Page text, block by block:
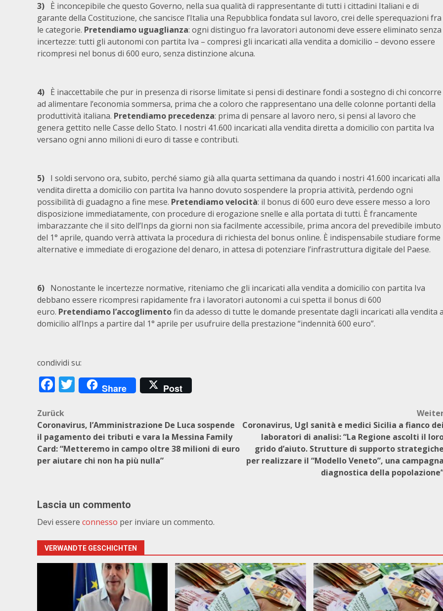
3) È inconcepibile che questo Governo, nella sua qualità di rappresentante di tutti i cittadini Italiani e di
garante della Costituzione, che sancisce l’Italia una Repubblica fondata sul lavoro, crei delle sperequazioni fra
le categorie. Pretendiamo uguaglianza: ogni distinguo fra lavoratori autonomi deve essere eliminato senza
incertezze: tutti gli autonomi con partita Iva – compresi gli incaricati alla vendita a domicilio – devono essere
ricompresi nel bonus di 600 euro, senza distinzione alcuna.
4) È inaccettabile che pur in presenza di risorse limitate si pensi di destinare fondi a sostegno di chi concorre
ad alimentare l’economia sommersa, prima che a coloro che rappresentano una delle colonne portanti della
produttività italiana. Pretendiamo precedenza: prima di pensare al lavoro nero, si pensi al lavoro che
genera gettito nelle Casse dello Stato. I nostri 41.600 incaricati alla vendita diretta a domicilio con partita Iva
versano ogni anno milioni di euro di tasse e contributi.
5) I soldi servono ora, subito, perché siamo già alla quarta settimana da quando i nostri 41.600 incaricati alla
vendita diretta a domicilio con partita Iva hanno dovuto sospendere la propria attività, perdendo ogni
possibilità di guadagno a fine mese. Pretendiamo velocità: il bonus di 600 euro deve essere messo a loro
disposizione immediatamente, con procedure di erogazione snelle e alla portata di tutti. È francamente
imbarazzante che il sito dell’Inps da giorni non sia facilmente accessibile, prima ancora del prevedibile imbuto
del 1° aprile, quando verrà attivata la procedura di richiesta del bonus online. È indispensabile studiare forme
alternative e immediate di erogazione del denaro, in attesa di potenziare l’infrastruttura digitale del Paese.
6) Nonostante le incertezze normative, riteniamo che gli incaricati alla vendita a domicilio con partita Iva
debbano essere ricompresi rapidamente fra i lavoratori autonomi a cui spetta il bonus di 600
euro. Pretendiamo l’accoglimentofin da adesso di tutte le domande presentate dagli incaricati alla vendita a
domicilio all’Inps a partire dal 1° aprile per usufruire della prestazione “indennità 600 euro”.
condividi su:
Facebook
Twitter
Share Post
Beitragsnavigation
Zurück
Coronavirus, l’Amministrazione De Luca sospende
il pagamento dei tributi e vara la Messina Family
Card: “Metteremo in campo oltre 38 milioni di euro
per aiutare chi non ha più nulla”
Coronavirus, Ugl sanità e medici Sicilia a fianco dei
laboratori di analisi: “La Regione ascolti il
grido d’aiuto. Strutture di supporto strategiche
per realizzare il “Modello Veneto”, una campagna
diagnostica della
Lascia un commento
Devi essere connesso per inviare un commento.
VERWANDTE GESCHICHTEN